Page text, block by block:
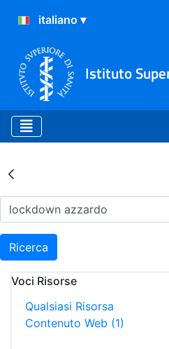
Istituto
Risultati della
Ricerca
Voci Risorse
Qualsiasi Risorsa
Contenuto Web (1)